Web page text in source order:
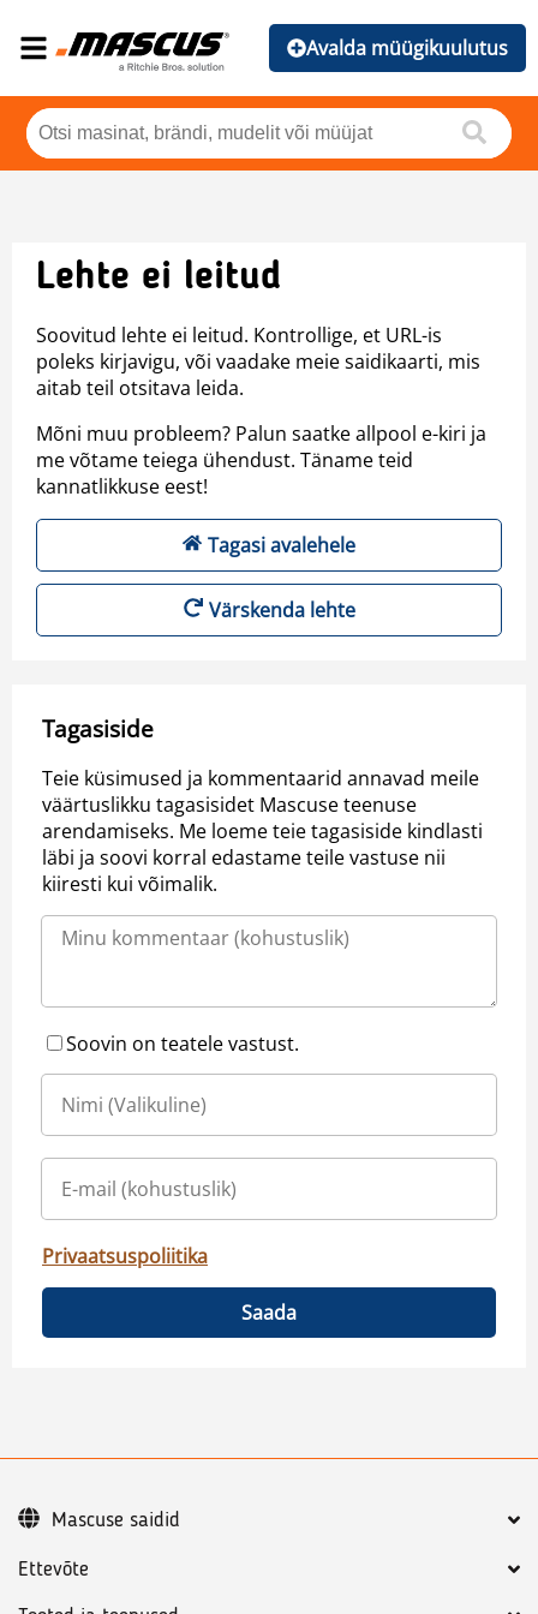
Avalda müügikuulutus
Lehte ei leitud
Soovitud lehte ei leitud. Kontrollige, et URL-is
poleks kirjavigu, või vaadake meie saidikaarti, mis
aitab teil otsitava leida.
Mõni muu probleem? Palun saatke allpool e-kiri ja
me võtame teiega ühendust. Täname teid
kannatlikkuse eest!
Tagasi avalehele
Värskenda lehte
Tagasiside
Teie küsimused ja kommentaarid annavad meile
väärtuslikku tagasisidet Mascuse teenuse
arendamiseks. Me loeme teie tagasiside kindlasti
läbi ja soovi korral edastame teile vastuse nii
kiiresti kui võimalik.
Soovin on teatele vastust.
Privaatsuspoliitika
Saada
Ettevõte
Mascuse saidid